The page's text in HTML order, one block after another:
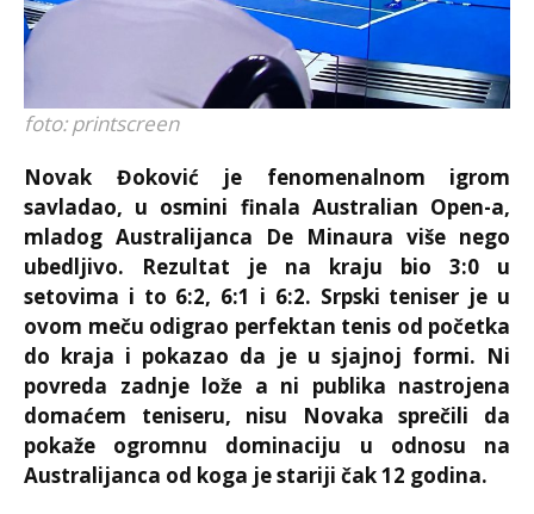
foto: printscreen
Novak Đoković je fenomenalnom igrom
savladao, u osmini finala Australian Open-a,
mladog Australijanca De Minaura više nego
ubedljivo. Rezultat je na kraju bio 3:0 u
setovima i to 6:2, 6:1 i 6:2. Srpski teniser je u
ovom meču odigrao perfektan tenis od početka
do kraja i pokazao da je u sjajnoj formi. Ni
povreda zadnje lože a ni publika nastrojena
domaćem teniseru, nisu Novaka sprečili da
pokaže ogromnu dominaciju u odnosu na
Australijanca od koga je stariji čak 12 godina.